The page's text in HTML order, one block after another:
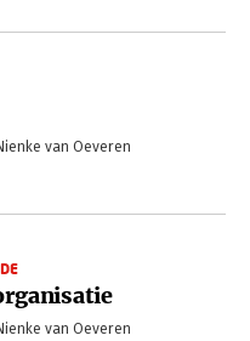
van Oeveren
van Oeveren